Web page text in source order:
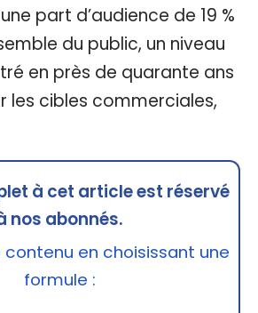
part d’audience de 19 %
du public, un niveau
en près de quarante ans
les cibles commerciales,
à cet article est réservé
nos abonnés.
contenu en choisissant une
formule :